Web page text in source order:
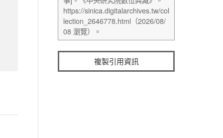
複製引用資訊